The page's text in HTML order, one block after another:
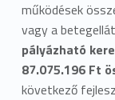
működések
vagy a
pályázható
87.075.196 Ft
következő